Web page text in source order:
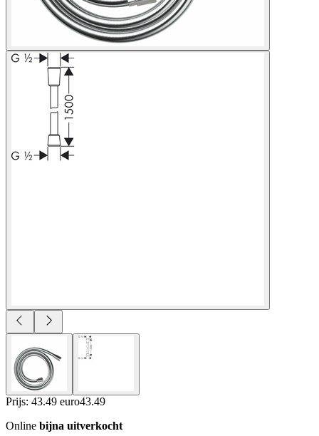
Prijs: 43.49 euro43.49
Online bijna uitverkocht